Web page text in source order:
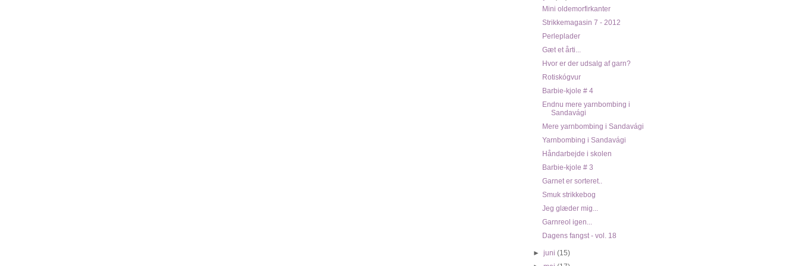
Mini oldemorfirkanter
Strikkemagasin 7 - 2012
Perleplader
Gæt et årti...
Hvor er der udsalg af garn?
Rotiskógvur
Barbie-kjole # 4
Endnu mere yarnbombing i
Sandavági
Mere yarnbombing i Sandavági
Yarnbombing i Sandavági
Håndarbejde i skolen
Barbie-kjole # 3
Garnet er sorteret..
Smuk strikkebog
Jeg glæder mig...
Garnreol igen...
Dagens fangst - vol. 18
►juni(15)